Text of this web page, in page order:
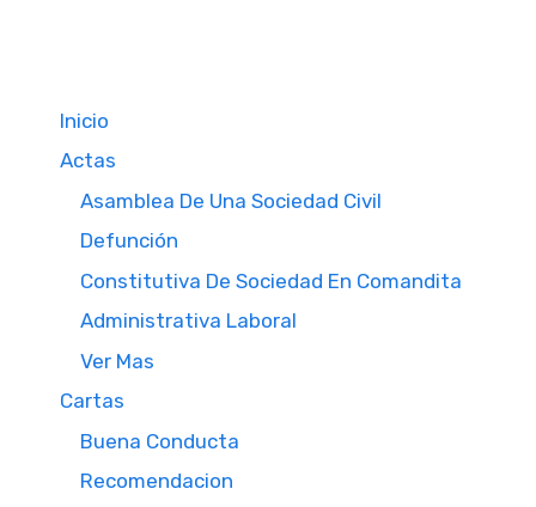
Inicio
Actas
Asamblea De Una Sociedad Civil
Defunción
Constitutiva De Sociedad En Comandita
Administrativa Laboral
Ver Mas
Cartas
Buena Conducta
Recomendacion